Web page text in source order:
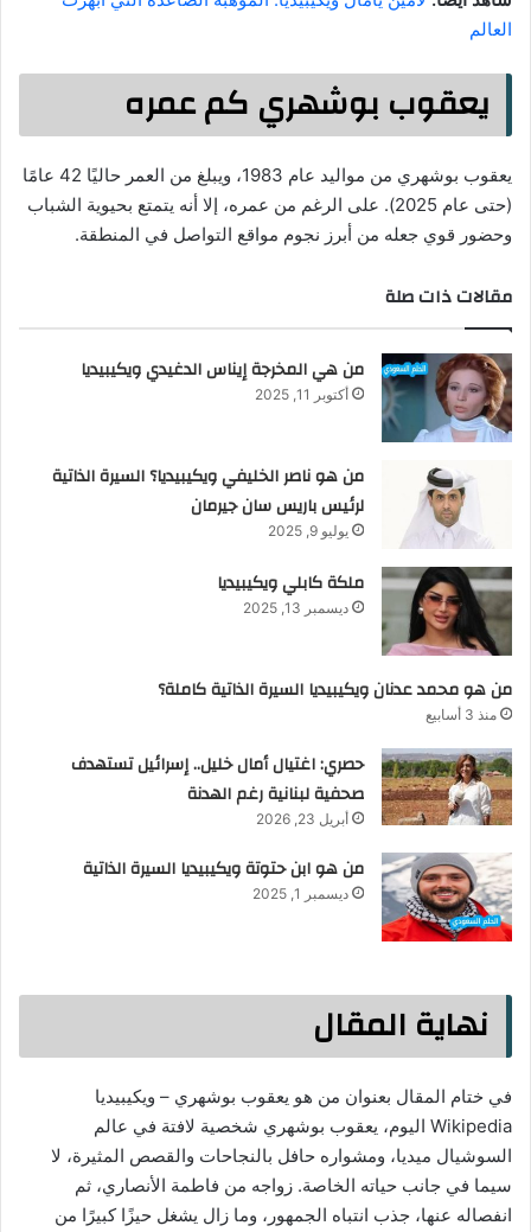
العالم
يعقوب بوشهري كم عمره
يعقوب بوشهري من مواليد عام 1983، ويبلغ من العمر حاليًا 42 عامًا
(حتى عام 2025). على الرغم من عمره، إلا أنه يتمتع بحيوية الشباب
وحضور قوي جعله من أبرز نجوم مواقع التواصل في المنطقة.
مقالات ذات صلة
من هي المخرجة إيناس الدغيدي ويكيبيديا
أكتوبر 11, 2025
من هو ناصر الخليفي ويكيبيديا؟ السيرة الذاتية
لرئيس باريس سان جيرمان
يوليو 9, 2025
ملكة كابلي ويكيبيديا
ديسمبر 13, 2025
من هو محمد عدنان ويكيبيديا السيرة الذاتية كاملة؟
منذ 3 أسابيع
حصري: اغتيال أمال خليل.. إسرائيل تستهدف
صحفية لبنانية رغم الهدنة
أبريل 23, 2026
من هو ابن حتوتة ويكيبيديا السيرة الذاتية
ديسمبر 1, 2025
نهاية المقال
في ختام المقال بعنوان من هو يعقوب بوشهري – ويكيبيديا
Wikipedia اليوم، يعقوب بوشهري شخصية لافتة في عالم
السوشيال ميديا، ومشواره حافل بالنجاحات والقصص المثيرة، لا
سيما في جانب حياته الخاصة. زواجه من فاطمة الأنصاري، ثم
انفصاله عنها، جذب انتباه الجمهور، وما زال يشغل حيزًا كبيرًا من